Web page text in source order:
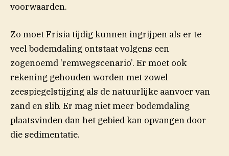
voorwaarden.
Zo moet Frisia tijdig kunnen ingrijpen als er te
veel bodemdaling ontstaat volgens een
zogenoemd ‘remwegscenario’. Er moet ook
rekening gehouden worden met zowel
zeespiegelstijging als de natuurlijke aanvoer van
zand en slib. Er mag niet meer bodemdaling
plaatsvinden dan het gebied kan opvangen door
die sedimentatie.